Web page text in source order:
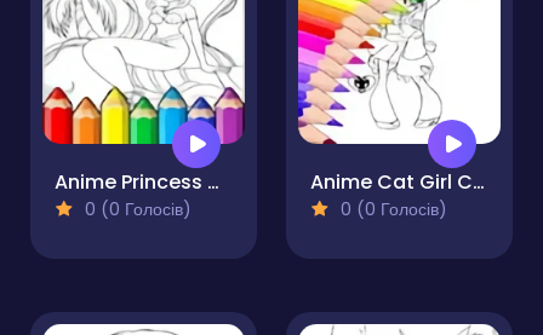
Anime Princess Coloring Pages
0 (0 Голосів)
Anime Cat Girl Coloring Pages
0 (0 Голосів)